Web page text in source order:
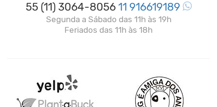
55 (11) 3064-805611 916619189
Segunda a Sábado das 11h às 19h
Feriados das 11h às 18h